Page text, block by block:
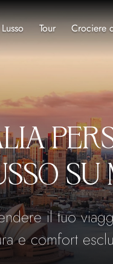
Tour Crociere
SU
il tuo
e comfort